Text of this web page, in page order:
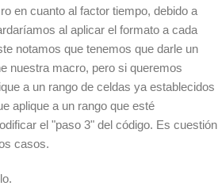
en cuanto al factor tiempo, debido a
al aplicar el formato a cada
notamos que tenemos que darle un
nuestra macro, pero si queremos
a un rango de celdas ya establecidos
aplique a un rango que esté
el "paso 3" del código. Es cuestión
casos.